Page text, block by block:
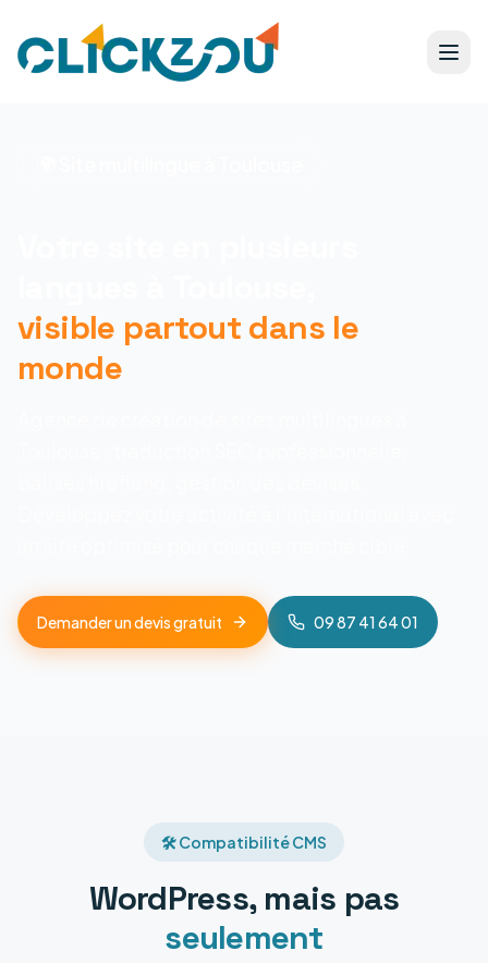
visible partout dans le
monde
Demander un devis gratuit 09 87 41 64 01
🛠️ Compatibilité CMS
WordPress, mais pas
seulement